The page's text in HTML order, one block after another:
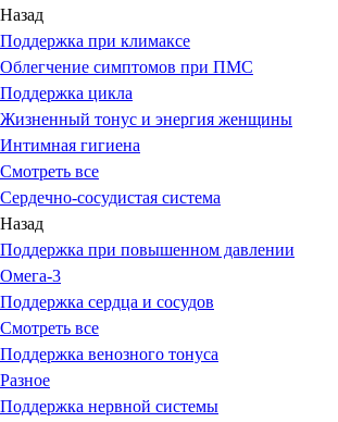
Назад
Поддержка при климаксе
Облегчение симптомов при ПМС
Поддержка цикла
Жизненный тонус и энергия женщины
Интимная гигиена
Смотреть все
Сердечно-сосудистая система
Назад
Поддержка при повышенном давлении
Омега-3
Поддержка сердца и сосудов
Смотреть все
Поддержка венозного тонуса
Разное
Поддержка нервной системы